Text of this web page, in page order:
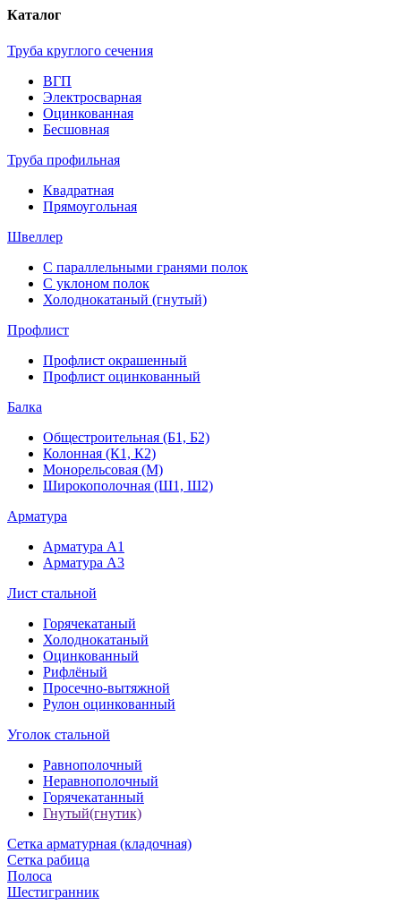
Каталог
Труба круглого сечения
ВГП
Электросварная
Оцинкованная
Бесшовная
Труба профильная
Квадратная
Прямоугольная
Швеллер
С параллельными гранями полок
С уклоном полок
Холоднокатаный (гнутый)
Профлист
Профлист окрашенный
Профлист оцинкованный
Балка
Общестроительная (Б1, Б2)
Колонная (К1, К2)
Монорельсовая (М)
Широкополочная (Ш1, Ш2)
Арматура
Арматура А1
Арматура А3
Лист стальной
Горячекатаный
Холоднокатаный
Оцинкованный
Рифлёный
Просечно-вытяжной
Рулон оцинкованный
Уголок стальной
Равнополочный
Неравнополочный
Горячекатанный
Гнутый(гнутик)
Сетка арматурная (кладочная)
Сетка рабица
Полоса
Шестигранник